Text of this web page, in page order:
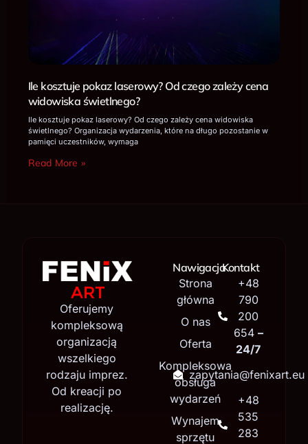
Ile kosztuje pokaz laserowy? Od czego zależy cena
widowiska świetlnego?
Ile kosztuje pokaz laserowy? Od czego zależy cena widowiska
świetlnego? Organizacja wydarzenia, które na długo pozostanie w
pamięci uczestników, wymaga
Read More »
Oferujemy
kompleksową
organizacją
wszelkiego
rodzaju imprez.
Od kreacji po
realizację.
Nawigacja
Strona
główna
O nas
Oferta
Kompleksowa
obsługa
wydarzeń
Wynajem
sprzętu
Kontakt
+48
790
200
654 –
24/7
zapytania@fenixart.eu
+48
535
283